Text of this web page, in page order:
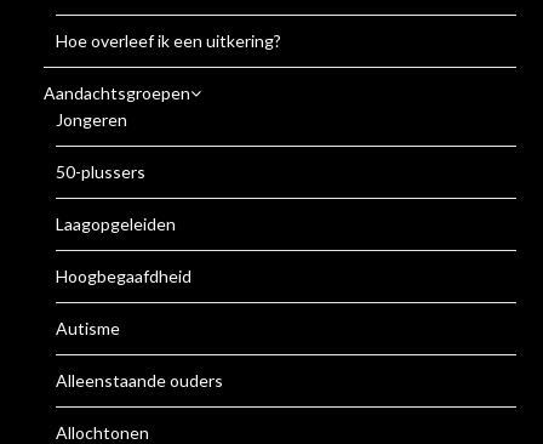
Hoe overleef ik een uitkering?
Aandachtsgroepen
Jongeren
50-plussers
Laagopgeleiden
Hoogbegaafdheid
Autisme
Alleenstaande ouders
Allochtonen